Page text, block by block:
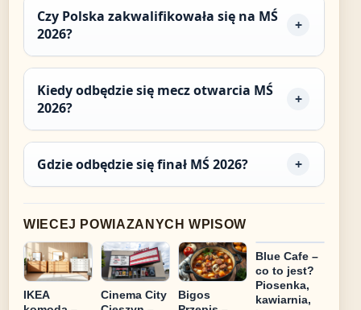
Czy Polska zakwalifikowała się na MŚ
2026?
Kiedy odbędzie się mecz otwarcia MŚ
2026?
Gdzie odbędzie się finał MŚ 2026?
WIECEJ POWIAZANYCH WPISOW
IKEA
Cinema City
Bigos
Blue Cafe –
co to jest?
Piosenka,
kawiarnia,